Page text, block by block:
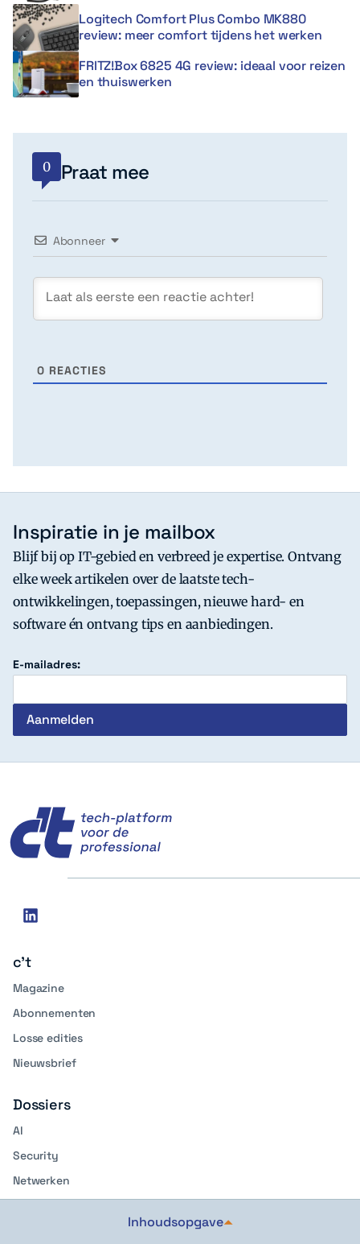
Logitech Comfort Plus Combo MK880
review: meer comfort tijdens het werken
FRITZ!Box 6825 4G review: ideaal voor reizen
en thuiswerken
0 Praat mee
Abonneer
0 REACTIES
Inhoudsopgave
Inspiratie in je mailbox
Blijf bij op IT-gebied en verbreed je expertise. Ontvang
elke week artikelen over de laatste tech-
ontwikkelingen, toepassingen, nieuwe hard- en
software én ontvang tips en aanbiedingen.
E-mailadres:
Social
linkedin
c't
Magazine
Abonnementen
Losse edities
Nieuwsbrief
Dossiers
AI
Security
Netwerken